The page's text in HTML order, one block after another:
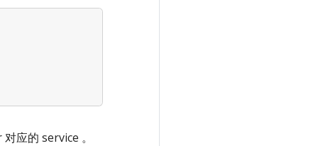
应的 service 。